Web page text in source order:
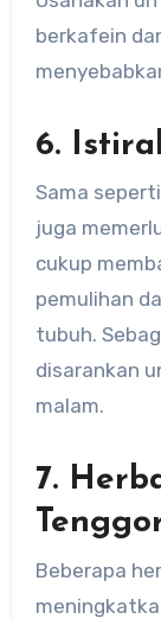
berkafein
6.
Sama
juga
cukup
pemulihan
tubuh.
disarankan
malam.
7.
Beberapa